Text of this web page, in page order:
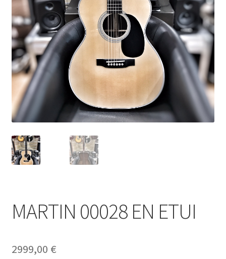
MARTIN 00028 EN ETUI
2999,00 €